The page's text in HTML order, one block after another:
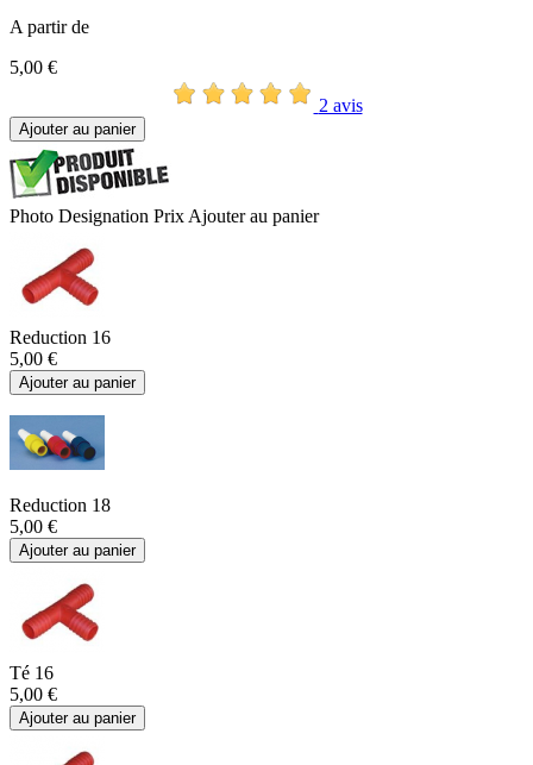
A partir de
5,00 €
2 avis
Ajouter au panier
Photo Designation Prix Ajouter au panier
Reduction 16
5,00 €
Ajouter au panier
Reduction 18
5,00 €
Ajouter au panier
Té 16
5,00 €
Ajouter au panier